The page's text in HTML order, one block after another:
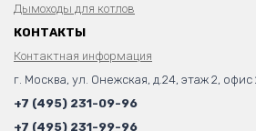
Дымоходы для котлов
КОНТАКТЫ
Контактная информация
г. Москва, ул. Онежская, д.24, этаж 2, офис
+7 (495) 231-09-96
+7 (495) 231-99-96